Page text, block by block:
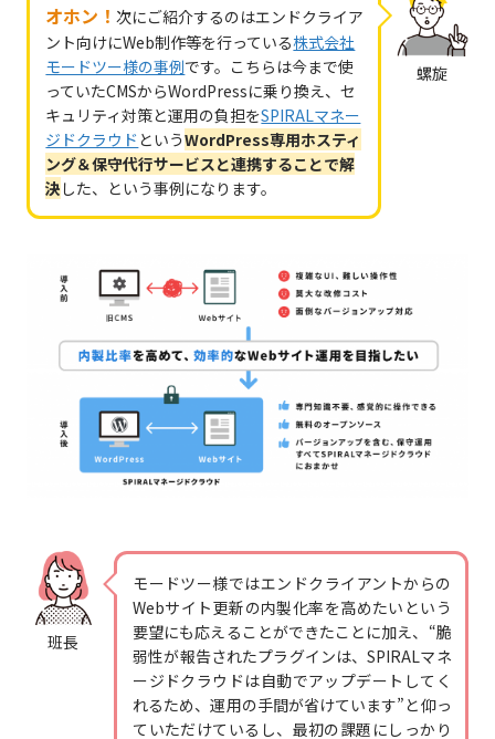
螺旋
オホン！次にご紹介するのはエンドクライア
ント向けにWeb制作等を行っている株式会社
モードツー様の事例です。こちらは今まで使
っていたCMSからWordPressに乗り換え、セ
キュリティ対策と運用の負担をSPIRALマネー
ジドクラウド というWordPress専用ホスティ
ング＆保守代行サービスと連携することで解
決 した、という事例になります。
班長
モードツー様ではエンドクライアントからの
Webサイト更新の内製化率を高めたいという
要望にも応えることができたことに加え、“脆
弱性が報告されたプラグインは、SPIRALマネ
ージドクラウドは自動でアップデートしてく
れるため、運用の手間が省けています”と仰っ
ていただけているし、最初の課題にしっかり